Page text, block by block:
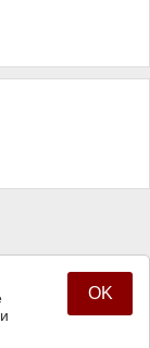
Мастер)
OK